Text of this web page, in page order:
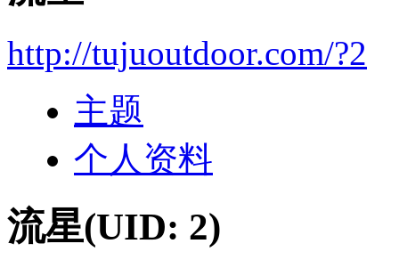
http://tujuoutdoor.com/?2
主题
个人资料
流星(UID: 2)